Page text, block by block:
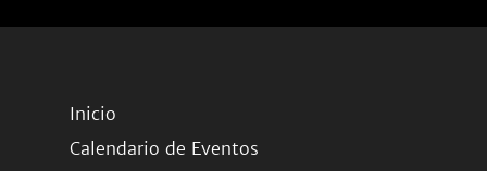
Inicio
Calendario de Eventos